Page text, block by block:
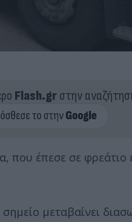
Flash.grστην
που έπεσε σε
μεταβαίνει